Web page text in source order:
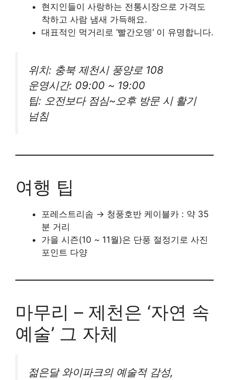
현지인들이 사랑하는 전통시장으로 가격도
착하고 사람 냄새 가득해요.
대표적인 먹거리로 ‘빨간오뎅‘ 이 유명합니다.
위치: 충북 제천시 풍양로 108
운영시간: 09:00 ~ 19:00
팁: 오전보다 점심~오후 방문 시 활기
넘침
여행 팁
포레스트리솜 → 청풍호반 케이블카 : 약 35
분 거리
가을 시즌(10 ~ 11월)은 단풍 절정기로 사진
포인트 다양
마무리 – 제천은 ‘자연 속
예술’ 그 자체
젊은달 와이파크의 예술적 감성,